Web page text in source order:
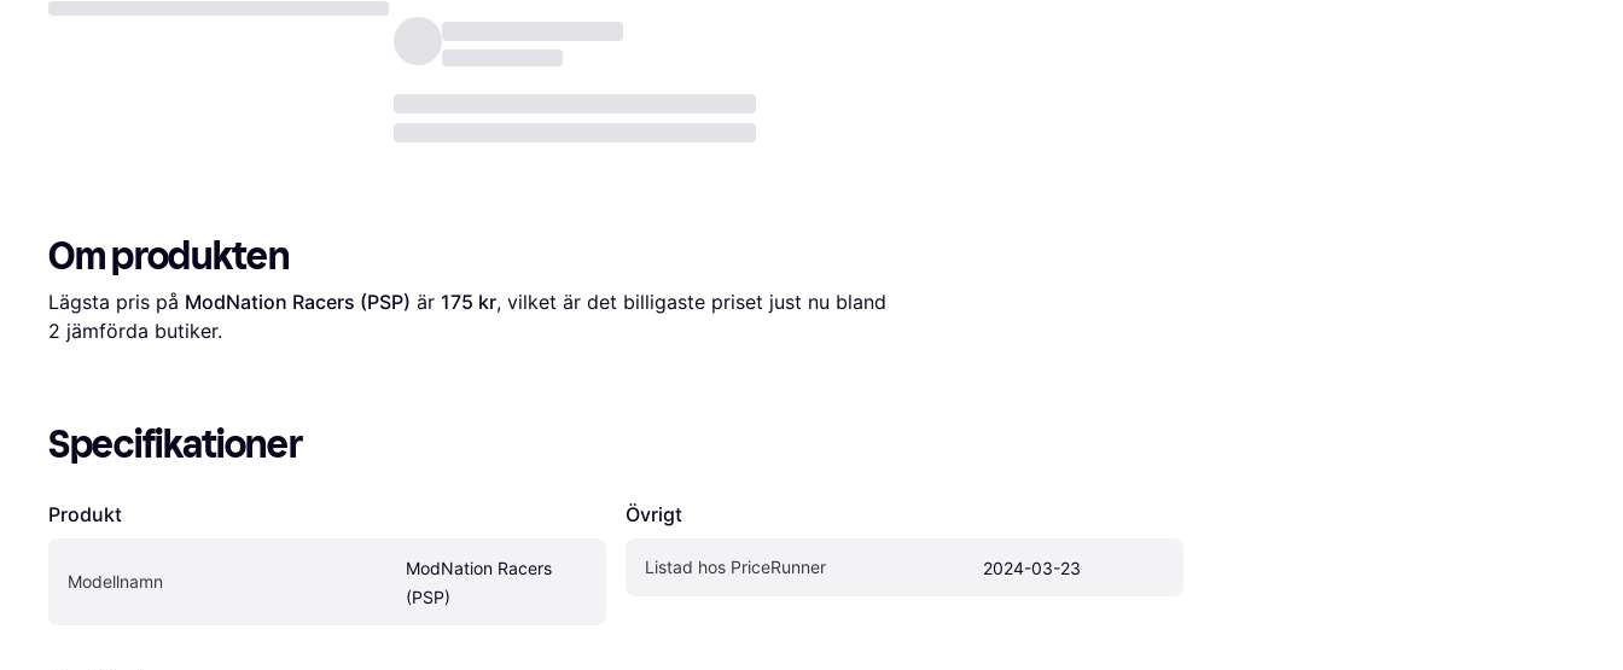
Om produkten
Lägsta pris på ModNation Racers (PSP) är 175 kr
2 jämförda butiker.
Specifikationer
Produkt
Modellnamn
ModNation Racers
(PSP)
Övrigt
Listad hos PriceRunner 2024-03-23